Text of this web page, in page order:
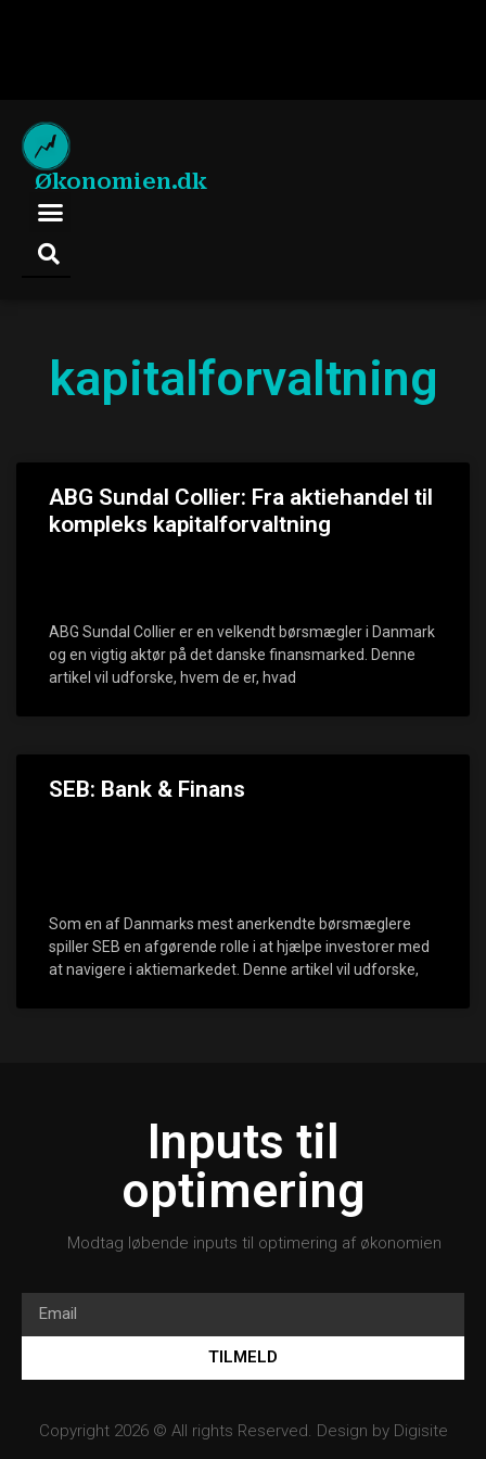
Økonomien.dk
kapitalforvaltning
ABG Sundal Collier: Fra aktiehandel til
kompleks kapitalforvaltning
ABG Sundal Collier er en velkendt børsmægler i Danmark
og en vigtig aktør på det danske finansmarked. Denne
artikel vil udforske, hvem de er, hvad
SEB: Bank & Finans
Som en af Danmarks mest anerkendte børsmæglere
spiller SEB en afgørende rolle i at hjælpe investorer med
at navigere i aktiemarkedet. Denne artikel vil udforske,
Inputs til
optimering
Modtag løbende inputs til optimering af økonomien
TILMELD
Copyright 2026 © All rights Reserved. Design by Digisite